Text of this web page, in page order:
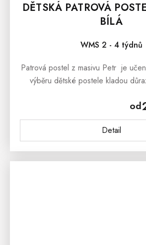
DĚTSKÁ PATROVÁ
BÍLÁ
WMS 2 - 4 týdnů
od
Detail
Patrová postel z masivu Petr je
výběru dětské postele kladou
z masivního...